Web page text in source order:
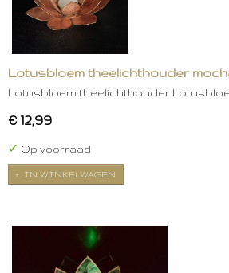
Lotusbloem theelichthouder
Lotusbloem theelichthouder
€ 12,99
✓ Op voorraad
IN WINKELWAGEN